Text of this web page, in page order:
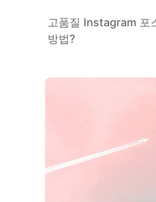
고품질 Instagram 포
방법?